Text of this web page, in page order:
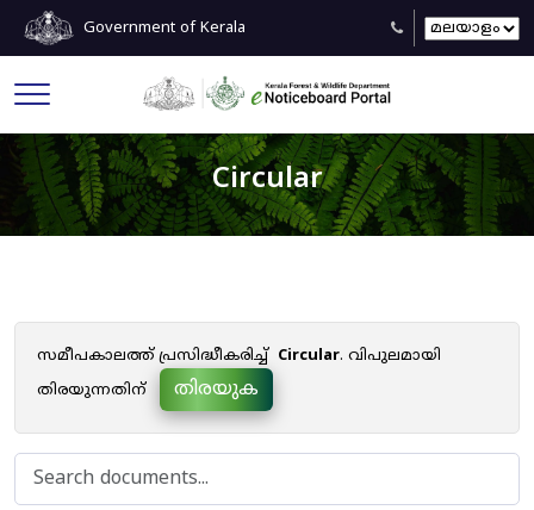
Government of Kerala
Circular
സമീപകാലത്ത് പ്രസിദ്ധീകരിച്ച് Circular. വിപുലമായി
തിരയുന്നതിന്
തിരയുക